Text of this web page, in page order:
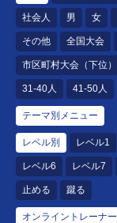
社会人 男 女
その他 全国大会
市区町村大会（下位）
31-40人 41-50人
テーマ別メニュー
レベル別 レベル1
レベル6 レベル7
止める 蹴る
オンライントレーナー